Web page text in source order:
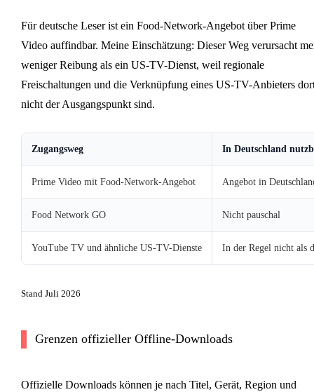
Für deutsche Leser ist ein Food-Network-Angebot über Prime
Video auffindbar. Meine Einschätzung: Dieser Weg verursacht
weniger Reibung als ein US-TV-Dienst, weil regionale
Freischaltungen und die Verknüpfung eines US-TV-Anbieters
nicht der Ausgangspunkt sind.
Zugangsweg In Deutschland
Prime Video mit Food-Network-Angebot Angebot in
Food Network GO Nicht pauschal
YouTube TV und ähnliche US-TV-Dienste In der Regel nicht als
Stand Juli 2026
Grenzen offizieller Offline-Downloads
Offizielle Downloads können je nach Titel, Gerät, Region und